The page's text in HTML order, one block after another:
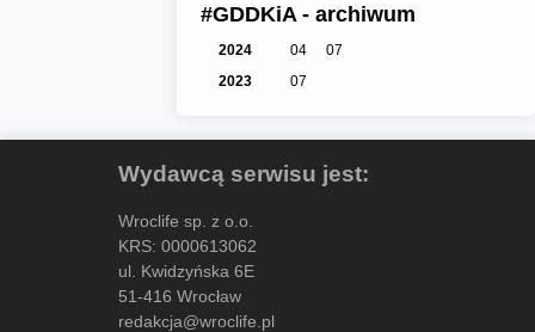
#GDDKiA - archiwum
2024 04
07
2023
07
Wydawcą serwisu jest:
Wroclife sp. z o.o.
KRS: 0000613062
ul. Kwidzyńska 6E
51-416 Wrocław
redakcja@wroclife.pl